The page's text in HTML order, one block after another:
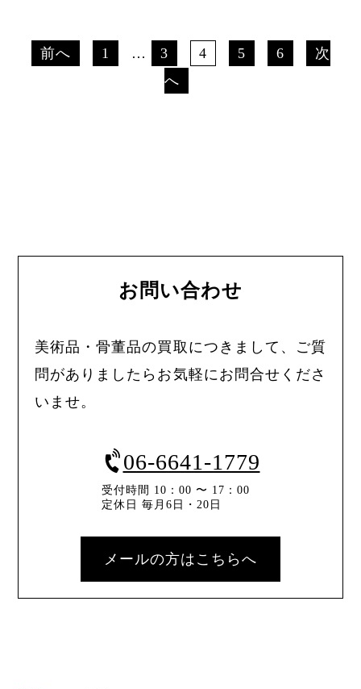
前へ 1 … 3 4 5 6
次
へ
お問い合わせ
美術品・骨董品の買取につきまして、ご質
問がありましたらお気軽にお問合せくださ
いませ。
06-6641-1779
受付時間 10：00 〜 17：00
定休日 毎月6日・20日
メールの方はこちらへ